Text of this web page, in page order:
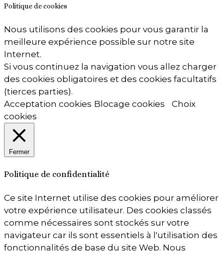
Politique de cookies
Nous utilisons des cookies pour vous garantir la
meilleure expérience possible sur notre site
Internet.
Si vous continuez la navigation vous allez charger
des cookies obligatoires et des cookies facultatifs
(tierces parties).
Acceptation cookies Blocage cookies
Choix
cookies
Fermer
Politique de confidentialité
Ce site Internet utilise des cookies pour améliorer
votre expérience utilisateur. Des cookies classés
comme nécessaires sont stockés sur votre
navigateur car ils sont essentiels à l'utilisation des
fonctionnalités de base du site Web. Nous